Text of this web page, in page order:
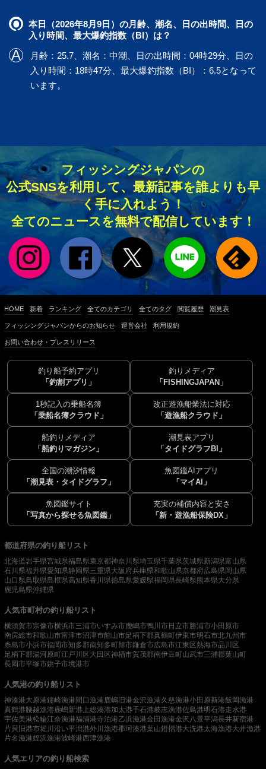
本日（2026年8月9日）の月齢、潮名、日の出時間、日の
入り時間、最大爆釣指数（BI）は？
月齢：25.7、潮名：中潮、日の出時間：04時29分、日の
入り時間：18時47分、最大爆釣指数（BI）：6.5となって
います。
フィッシングジャパンの
公式SNSを利用して、最新記事を誰よりも早
く手に入れよう！
全てのニュースを無料で配信しています！
HOME 新着 ランキング 全てのカテゴリ 全てのタグ 閲覧履歴 潮見表
フィッシングジャパンからのお知らせ 運営会社 利用規約
お問い合わせ・プレスリリース
釣り船予約アプリ
「釣割アプリ」
釣りメディア
「FISHINGJAPAN」
1秒記入の乗船名簿
「乗船名簿クラウド」
改正遊漁船業法に対応
「遊漁船クラウド」
船釣りメディア
「船釣りマガジン」
潮見表アプリ
「タイドグラフBI」
全国の潮汐情報
「潮見表・タイドグラフ」
魚図鑑AIアプリ
「マイAI」
魚図鑑サイト
「写真から探せる魚図鑑」
充実の補償内容と安さ
「新・遊漁船保険DX」
都道府県の釣り船リスト
北海道岩手県宮城県福島県東京都神奈川県埼玉県千葉県茨城県新潟県富山県
石川県福井県愛知県静岡県三重県大阪府兵庫県和歌山県京都府広島県岡山県
山口県鳥取県島根県高知県香川県徳島県愛媛県福岡県長崎県熊本県大分県
鹿児島県沖縄県
人気市町村の釣り船リスト
横須賀市宗像市横浜市三浦市いすみ市鹿嶋市鴨川市日立市勝浦市小田原市
南房総市和歌山市富津市沼津市館山市足柄下郡真鶴町伊東市明石市北九州市
糸島市小浜市福岡市知多郡南知多町旭市鎌倉市広島市江東区熱海市品川区
足柄下郡湯河原町江戸川区大田区神栖市賀茂郡南伊豆町山武市三浦郡葉山町
長岡市平塚市銚子市境港市
人気港の釣り船リスト
神湊港大原港鐘崎漁港間口漁港 鹿嶋旧港金沢漁港久慈漁港小田原新港飯岡漁港
真鶴港腰越漁港 鹿嶋新港 上総湊港加太港手石港岐志漁港佐島港明石港走水港
宇佐美港松輪江奈漁港福浦港寺泊港乙浜漁港金田漁港金沢八景平潟長井新宿港
片貝旧港市堀川沿い平潟港外川漁港那珂湊港葉山鐙摺港大洗港太海漁港大井漁港
片名漁港姪浜漁港波崎港西津漁港
人気エリアの釣り船検索